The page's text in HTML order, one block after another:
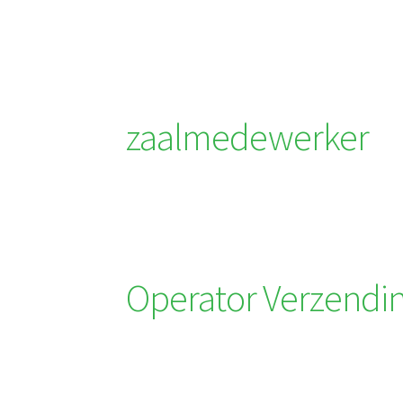
zaalmedewerker
Operator